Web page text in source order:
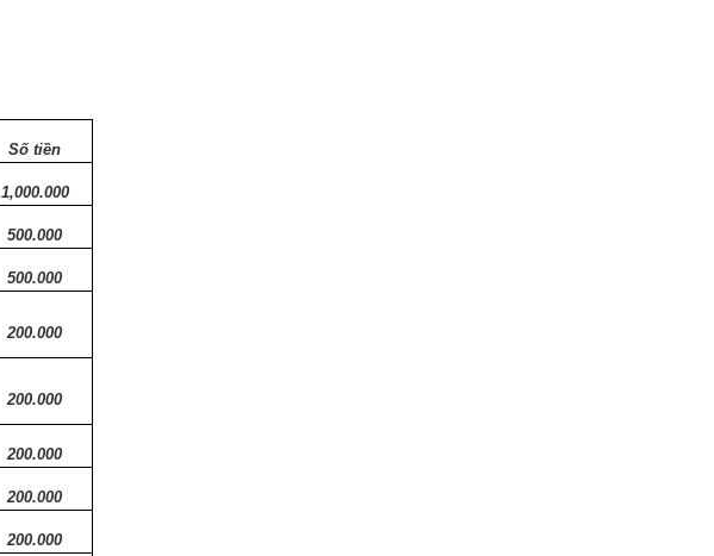
Số tiền
1,000.000
500.000
500.000
200.000
200.000
200.000
200.000
200.000